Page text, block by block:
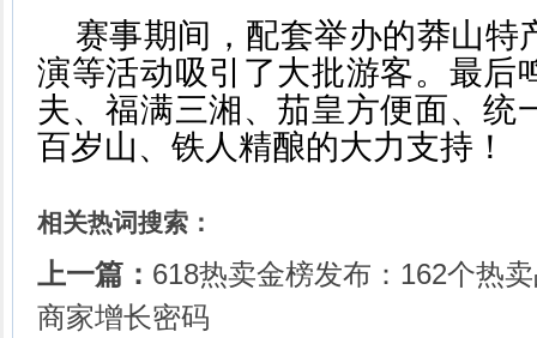
赛事期间，配套举办的莽山特
演等活动吸引了大批游客。最后
夫、福满三湘、茄皇方便面、统
百岁山、铁人精酿的大力支持！
相关热词搜索：
上一篇： 618热卖金榜发布：162个热
商家增长密码